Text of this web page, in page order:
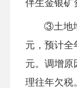
伴生金银矿
③土地
元，预计全
元。调增原
理往年欠税